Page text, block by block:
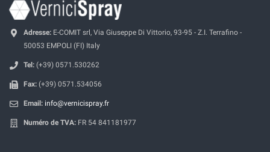
Adresse: E-COMIT srl, Via Giuseppe Di Vittorio, 93-95 - Z.I. Terrafino -
50053 EMPOLI (FI) Italy
Tel: (+39) 0571.530262
Fax: (+39) 0571.534056
Email: info@vernicispray.fr
Numéro de TVA: FR 54 841181977